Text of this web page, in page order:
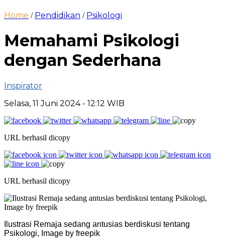
Home / Pendidikan / Psikologi
Memahami Psikologi
dengan Sederhana
Inspirator
Selasa, 11 Juni 2024 - 12:12 WIB
URL berhasil dicopy
URL berhasil dicopy
Ilustrasi Remaja sedang antusias berdiskusi tentang
Psikologi, Image by freepik